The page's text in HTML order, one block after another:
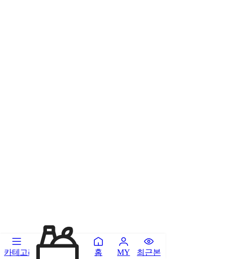
카테고리 홈 MY 최근본